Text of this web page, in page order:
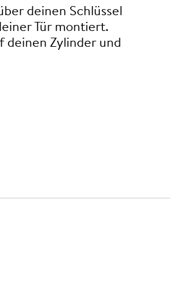
deinen Schlüssel
Tür montiert.
deinen Zylinder und